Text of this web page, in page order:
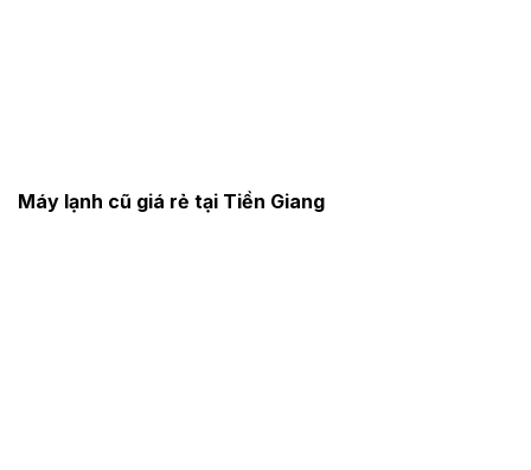
Máy lạnh cũ giá rẻ tại Tiền Giang